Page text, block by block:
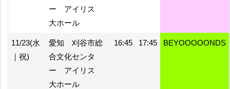
ー アイリス
大ホール
11/23(水
｜祝)
愛知 刈谷市総
合文化センタ
ー アイリス
大ホール
16:45 17:45 BEYOOOOONDS